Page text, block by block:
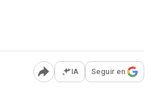
Abrir opciones para
IA Seguir en